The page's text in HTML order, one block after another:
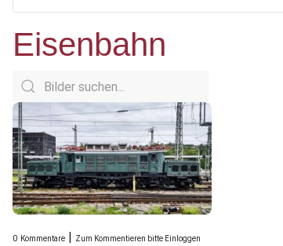
Eisenbahn
0 Kommentare | Zum Kommentieren bitte Einloggen